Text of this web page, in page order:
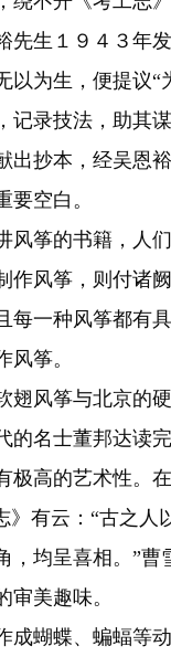
生１９４３年
以为生，便提议
记录技法，助其
出抄本，经吴恩
要空白。
筝的书籍，人们
作风筝，则付诸
每一种风筝都有
风筝。
风筝与北京的硬
的名士董邦达读
高的艺术性。在
》有云：“古之
，均呈喜相。”
美趣味。
蝴蝶、蝙蝠等动